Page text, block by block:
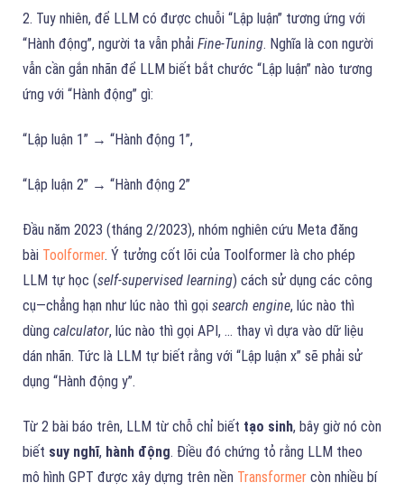
2. Tuy nhiên, để LLM có được chuỗi “Lập luận” tương ứng với
“Hành động”, người ta vẫn phải Fine-Tuning. Nghĩa là con người
vẫn cần gắn nhãn để LLM biết bắt chước “Lập luận” nào tương
ứng với “Hành động” gì:
“Lập luận 1” → “Hành động 1”,
“Lập luận 2” → “Hành động 2”
Đầu năm 2023 (tháng 2/2023), nhóm nghiên cứu Meta đăng
bài Toolformer. Ý tưởng cốt lõi của Toolformer là cho phép
LLM tự học (self-supervised learning) cách sử dụng các công
cụ—chẳng hạn như lúc nào thì gọi search engine, lúc nào thì
dùng calculator, lúc nào thì gọi API, … thay vì dựa vào dữ liệu
dán nhãn. Tức là LLM tự biết rằng với “Lập luận x” sẽ phải sử
dụng “Hành động y”.
Từ 2 bài báo trên, LLM từ chỗ chỉ biết tạo sinh, bây giờ nó còn
biết suy nghĩ, hành động. Điều đó chứng tỏ rằng LLM theo
mô hình GPT được xây dựng trên nền Transformer còn nhiều bí